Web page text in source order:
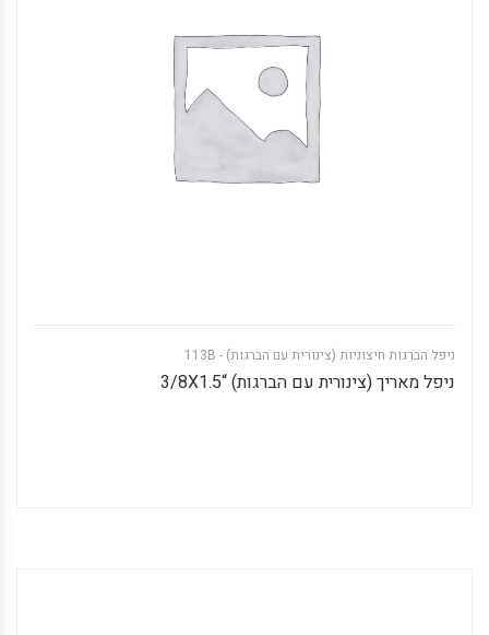
ניפל הברגות חיצוניות (צינורית עם הברגות) - 113B
ניפל מאריך (צינורית עם הברגות) “3/8X1.5